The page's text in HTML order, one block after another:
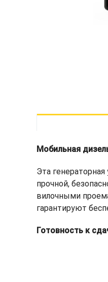
Мобильная
Эта
прочной,
вилочными
гарантируют
Готовность к